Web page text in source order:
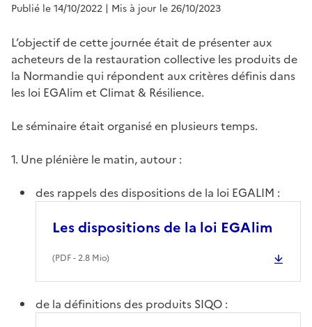
Publié le 14/10/2022 | Mis à jour le 26/10/2023
L’objectif de cette journée était de présenter aux
acheteurs de la restauration collective les produits de
la Normandie qui répondent aux critères définis dans
les loi EGAlim et Climat & Résilience.
Le séminaire était organisé en plusieurs temps.
1. Une plénière le matin, autour :
des rappels des dispositions de la loi EGALIM :
Les dispositions de la loi EGAlim
(PDF- 2.8 Mio)
de la définitions des produits SIQO :